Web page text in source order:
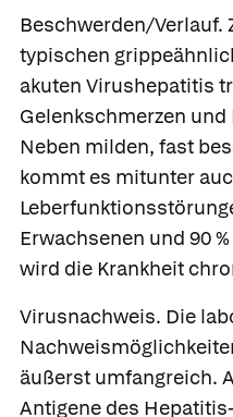
Beschwerden/Verlauf.
typischen
akuten Virushepatitis
Gelenkschmerzen
Neben milden, fast
kommt es mitunter
Erwachsenen und 90
wird die Krankheit
Virusnachweis. Die
äußerst umfangreich.
Antigene des